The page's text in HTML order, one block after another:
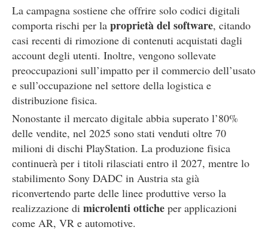
La campagna sostiene che offrire solo codici digitali
comporta rischi per la proprietà del software, citando
casi recenti di rimozione di contenuti acquistati dagli
account degli utenti. Inoltre, vengono sollevate
preoccupazioni sull’impatto per il commercio dell’usato
e sull’occupazione nel settore della logistica e
distribuzione fisica.
Nonostante il mercato digitale abbia superato l’80%
delle vendite, nel 2025 sono stati venduti oltre 70
milioni di dischi PlayStation. La produzione fisica
continuerà per i titoli rilasciati entro il 2027, mentre lo
stabilimento Sony DADC in Austria sta già
riconvertendo parte delle linee produttive verso la
realizzazione di microlenti ottiche per applicazioni
come AR, VR e automotive.